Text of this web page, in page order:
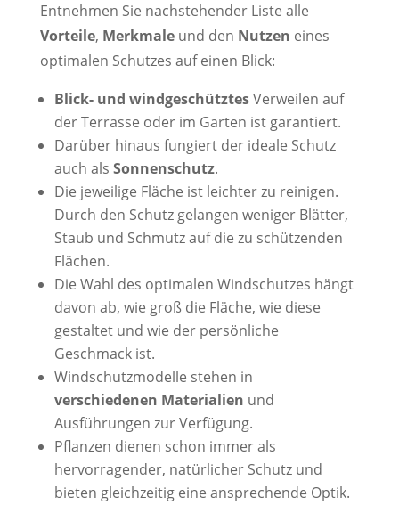
Entnehmen Sie nachstehender Liste alle
Vorteile, Merkmale und den Nutzen eines
optimalen Schutzes auf einen Blick:
Blick- und windgeschütztesVerweilen auf
der Terrasse oder im Garten ist garantiert.
Darüber hinaus fungiert der ideale Schutz
auch als Sonnenschutz.
Die jeweilige Fläche ist leichter zu reinigen.
Durch den Schutz gelangen weniger Blätter,
Staub und Schmutz auf die zu schützenden
Flächen.
Die Wahl des optimalen Windschutzes hängt
davon ab, wie groß die Fläche, wie diese
gestaltet und wie der persönliche
Geschmack ist.
Windschutzmodelle stehen in
verschiedenen Materialien und
Ausführungen zur Verfügung.
Pflanzen dienen schon immer als
hervorragender, natürlicher Schutz und
bieten gleichzeitig eine ansprechende Optik.